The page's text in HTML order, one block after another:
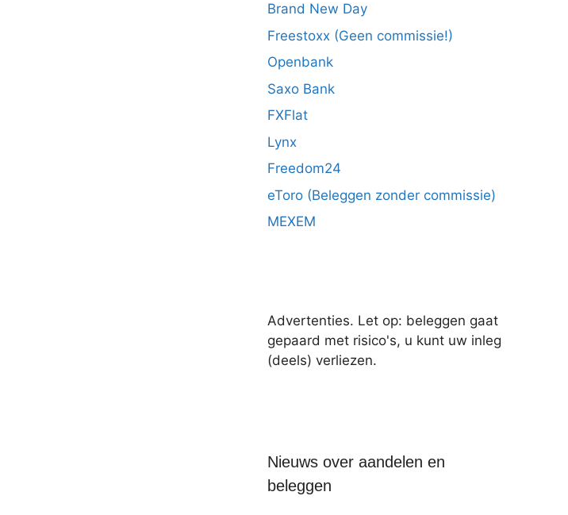
Brand New Day
Freestoxx (Geen commissie!)
Openbank
Saxo Bank
FXFlat
Lynx
Freedom24
eToro (Beleggen zonder commissie)
MEXEM
Advertenties. Let op: beleggen gaat
gepaard met risico's, u kunt uw inleg
(deels) verliezen.
Nieuws over aandelen en
beleggen